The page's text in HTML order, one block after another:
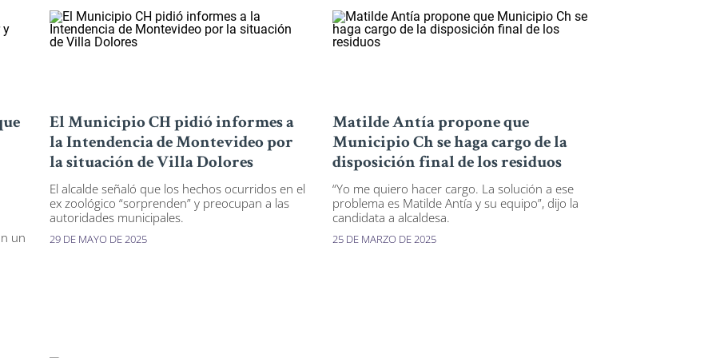
un
El Municipio CH pidió informes a
la Intendencia de Montevideo por
la situación de Villa Dolores
El alcalde señaló que los hechos ocurridos en el
ex zoológico “sorprenden” y preocupan a las
autoridades municipales.
29 DE MAYO DE 2025
Matilde Antía propone que
Municipio Ch se haga cargo de la
disposición final de los residuos
“Yo me quiero hacer cargo. La solución a ese
problema es Matilde Antía y su equipo”, dijo la
candidata a alcaldesa.
25 DE MARZO DE 2025